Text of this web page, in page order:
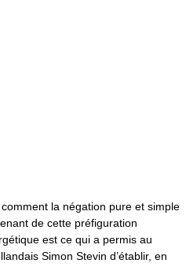
la négation pure et simple
de cette préfiguration
est ce qui a permis au
Simon Stevin d’établir, en